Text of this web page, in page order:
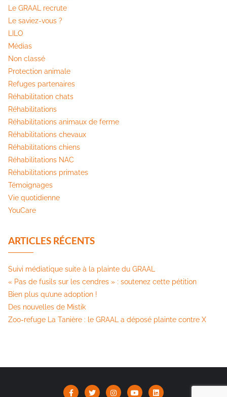
Le GRAAL recrute
Le saviez-vous ?
LILO
Médias
Non classé
Protection animale
Refuges partenaires
Réhabilitation chats
Réhabilitations
Réhabilitations animaux de ferme
Réhabilitations chevaux
Réhabilitations chiens
Réhabilitations NAC
Réhabilitations primates
Témoignages
Vie quotidienne
YouCare
ARTICLES RÉCENTS
Suivi médiatique suite à la plainte du GRAAL
« Pas de fusils sur les cendres » : soutenez cette pétition​
Bien plus qu’une adoption !
Des nouvelles de Mistik
Zoo-refuge La Tanière : le GRAAL a déposé plainte contre X